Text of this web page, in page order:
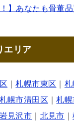
】あなたも骨董
エリア
｜札幌市東区 札
札幌市清田区 ｜札幌
岩見沢市 北見市 ｜